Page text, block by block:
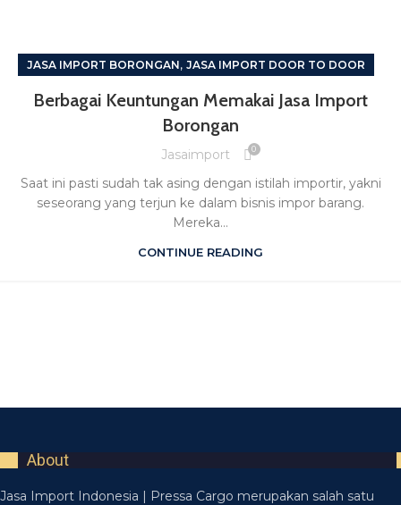
JASA IMPORT BORONGAN, JASA IMPORT DOOR TO DOOR
Berbagai Keuntungan Memakai Jasa Import
Borongan
Jasaimport 0
Saat ini pasti sudah tak asing dengan istilah importir, yakni
seseorang yang terjun ke dalam bisnis impor barang.
Mereka...
CONTINUE READING
About
Jasa Import Indonesia | Pressa Cargo merupakan salah satu